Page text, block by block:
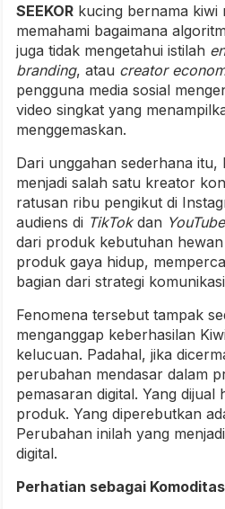
SEEKOR kucing bernama kiwi
memahami bagaimana
juga tidak mengetahui istilah
branding, atau creator
pengguna media sosial
video singkat yang
menggemaskan.
Dari unggahan sederhana itu,
menjadi salah satu kreator
ratusan ribu pengikut di
audiens di TikTokdan YouTube
dari produk kebutuhan
produk gaya hidup,
bagian dari strategi
Fenomena tersebut tampak
menganggap keberhasilan
kelucuan. Padahal, jika
perubahan mendasar dalam
pemasaran digital. Yang dijual
produk. Yang diperebutkan
Perubahan inilah yang
digital.
Perhatian sebagai